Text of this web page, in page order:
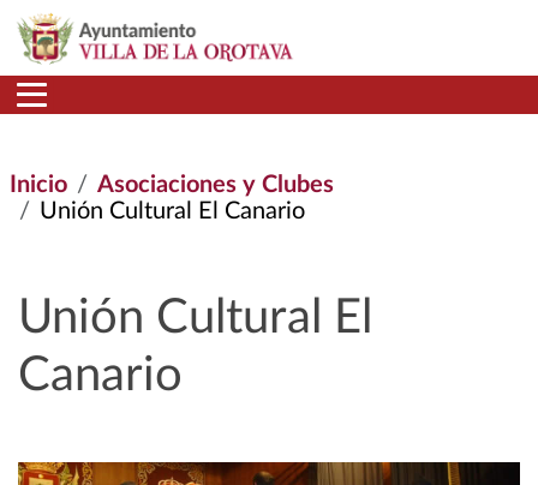
Pasar al contenido principal
Inicio
Asociaciones y Clubes
Unión Cultural El Canario
Unión Cultural El
Canario